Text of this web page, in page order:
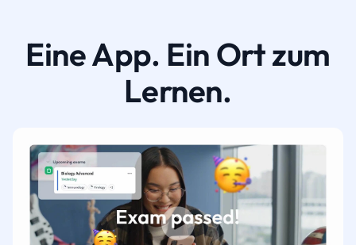
Eine App. Ein Ort zum
Lernen.